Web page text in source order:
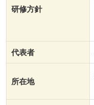
研修方針
代表者
所在地